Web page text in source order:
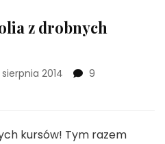
z drobnych
2014
9
kursów! Tym razem